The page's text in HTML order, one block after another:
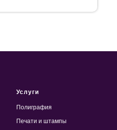
Услуги
Полиграфия
Печати и штампы